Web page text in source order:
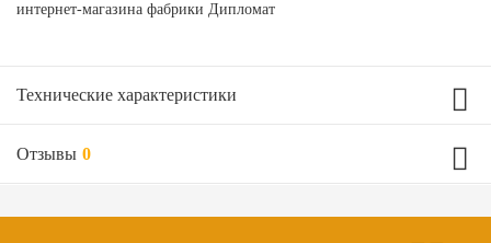
интернет-магазина фабрики Дипломат
Технические характеристики
Отзывы 0